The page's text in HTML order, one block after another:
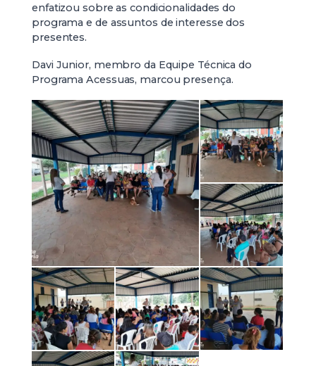
enfatizou sobre as condicionalidades do
programa e de assuntos de interesse dos
presentes.
Davi Junior, membro da Equipe Técnica do
Programa Acessuas, marcou presença.